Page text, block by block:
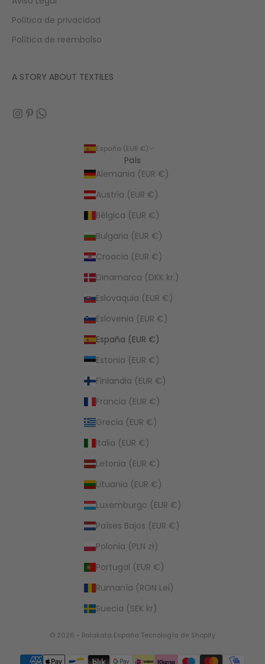
Política de privacidad
Política de reembolso
A STORY ABOUT TEXTILES
España (EUR €)
País
Alemania (EUR €)
Austria (EUR €)
Bélgica (EUR €)
Bulgaria (EUR €)
Croacia (EUR €)
Dinamarca (DKK kr.)
Eslovaquia (EUR €)
Eslovenia (EUR €)
España (EUR €)
Estonia (EUR €)
Finlandia (EUR €)
Francia (EUR €)
Grecia (EUR €)
Italia (EUR €)
Letonia (EUR €)
Lituania (EUR €)
Luxemburgo (EUR €)
Países Bajos (EUR €)
Polonia (PLN zł)
Portugal (EUR €)
Rumanía (RON Lei)
Suecia (SEK kr)
© 2026 - Balakata España Tecnología de Shopify